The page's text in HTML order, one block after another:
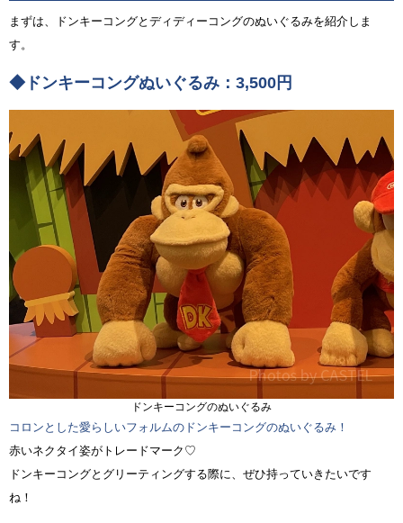
まずは、ドンキーコングとディディーコングのぬいぐるみを紹介しま
す。
◆ドンキーコングぬいぐるみ：3,500円
ドンキーコングのぬいぐるみ
コロンとした愛らしいフォルムのドンキーコングのぬいぐるみ！
赤いネクタイ姿がトレードマーク♡
ドンキーコングとグリーティングする際に、ぜひ持っていきたいです
ね！